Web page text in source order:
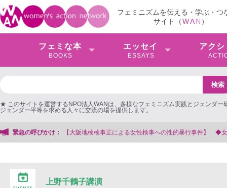
フェミニズムを伝える・学ぶ・つ
サイト（WAN ）
フェミな本
BOOKS
エッセイ
ESSAYS
アクシ
★ このサイトを運営するNPO法人WANは、多様なフェミニズム実践とジェンダー
ジェンダー平等を求める人々に交流の場を提供します。
緊急の呼びかけ：
大阪地検検事正による女性検事への性的暴行事件】 ◆女性検事を支援する会事
上野千鶴子講演